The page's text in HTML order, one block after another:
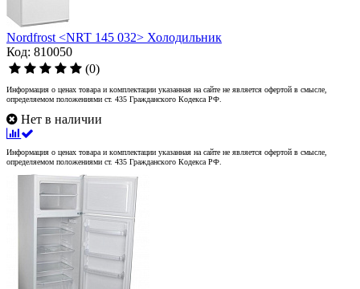
Nordfrost <NRT 145 032> Холодильник
Код: 810050
(0)
Информация о ценах товара и комплектации указанная на сайте не является офертой в смысле,
определяемом положениями ст. 435 Гражданского Кодекса РФ.
Нет в наличии
Информация о ценах товара и комплектации указанная на сайте не является офертой в смысле,
определяемом положениями ст. 435 Гражданского Кодекса РФ.